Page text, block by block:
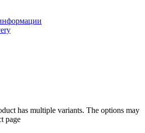
has multiple variants. The options may
page